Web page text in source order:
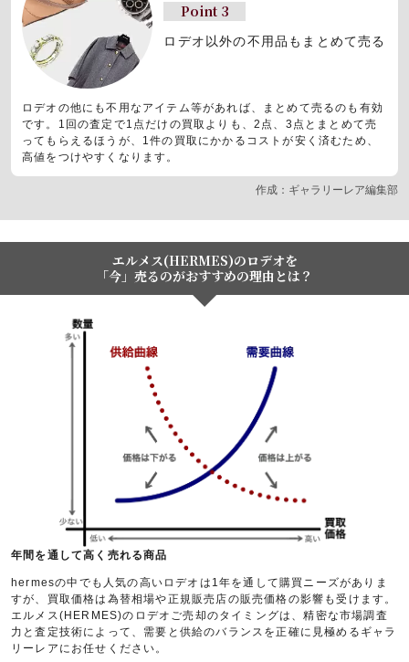
Point 3
ロデオ以外の不用品もまとめて売る
ロデオの他にも不用なアイテム等があれば、まとめて売るのも有効
です。1回の査定で1点だけの買取よりも、2点、3点とまとめて売
ってもらえるほうが、1件の買取にかかるコストが安く済むため、
高値をつけやすくなります。
作成：ギャラリーレア編集部
エルメス(HERMES)のロデオを
「今」売るのがおすすめの理由とは？
年間を通して高く売れる商品
hermesの中でも人気の高いロデオは1年を通して購買ニーズがありま
すが、買取価格は為替相場や正規販売店の販売価格の影響も受けます。
エルメス(HERMES)のロデオご売却のタイミングは、精密な市場調査
力と査定技術によって、需要と供給のバランスを正確に見極めるギャラ
リーレアにお任せください。